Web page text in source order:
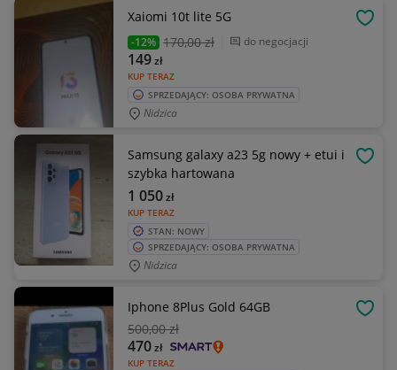
Xaiomi 10t lite 5G
-12% 170,00 zł do negocjacji
KUP TERAZ
149zł
SPRZEDAJĄCY: OSOBA PRYWATNA
Nidzica
Samsung galaxy a23 5g nowy + etui i
szybka hartowana
KUP TERAZ
1 050zł
STAN: NOWY
SPRZEDAJĄCY: OSOBA PRYWATNA
Nidzica
Iphone 8Plus Gold 64GB
500,00 zł
KUP TERAZ
470zł